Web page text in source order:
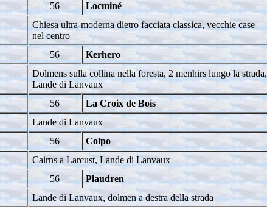
56 Locminé
Chiesa ultra-moderna dietro facciata classica, vecchie case
nel centro
56 Kerhero
Dolmens sulla collina nella foresta, 2 menhirs lungo la strada,
Lande di Lanvaux
56 La Croix de Bois
Lande di Lanvaux
56 Colpo
Cairns a Larcust, Lande di Lanvaux
56 Plaudren
Lande di Lanvaux, dolmen a destra della strada